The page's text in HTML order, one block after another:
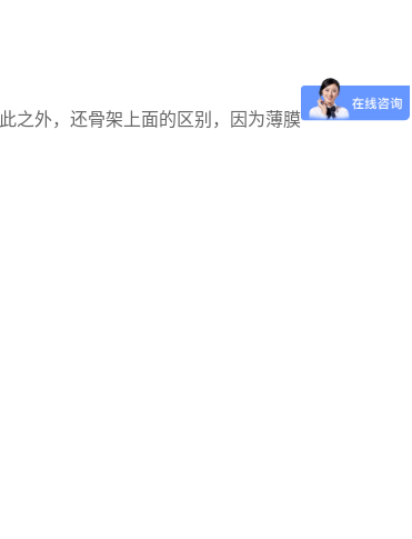
之外，还骨架上面的区别，因为薄膜